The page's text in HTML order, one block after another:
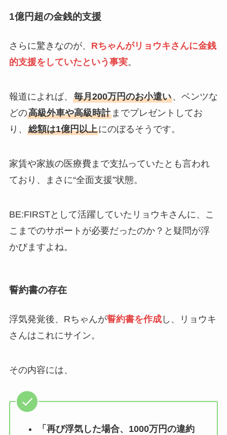
1億円超の金銭的支援
さらに驚きなのが、 Rちゃんがリョウキさんに金銭
的支援をしていたという事実。
報道によれば、 毎月200万円のお小遣い、ベンツな
どの高級外車や高級時計までプレゼントしてお
り、 総額は1億円以上にのぼるそうです。
家賃や家族の医療費まで支払っていたとも言われ
ており、まさに“全面支援”状態。
BE:FIRSTとして活躍していたリョウキさんに、こ
こまでのサポートが必要だったのか？と疑問が浮
かびますよね。
誓約書の存在
浮気発覚後、Rちゃんが誓約書を作成し、リョウキ
さんはこれにサイン。
その内容には、
「再び浮気した場合、1000万円の違約